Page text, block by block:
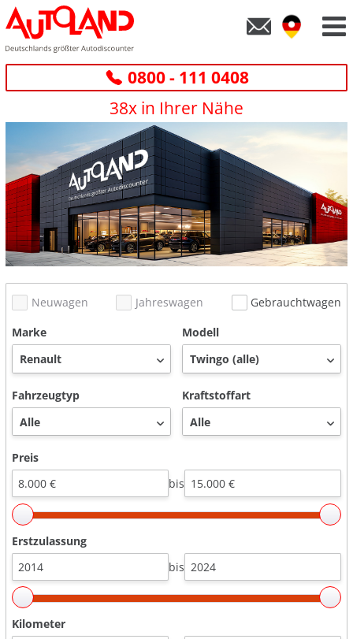
0800 - 111 0408
38x in Ihrer Nähe
Neuwagen Jahreswagen
Gebrauchtwagen
Marke
Modell
Fahrzeugtyp Kraftstoffart
Preis
bis
Erstzulassung
bis
Kilometer